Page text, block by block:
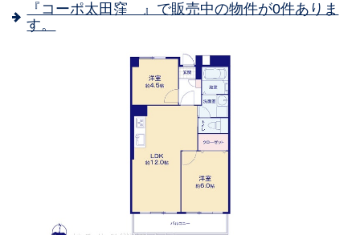
『コーポ太田窪 』で販売中の物件が0件ありま
す。